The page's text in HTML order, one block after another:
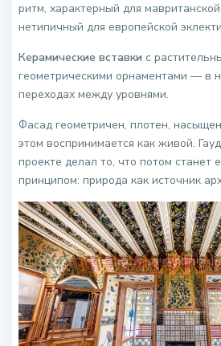
ритм, характерный для
нетипичный для европейской
Керамические вставки с
геометрическими орнаментами — в
переходах между уровнями.
Фасад геометричен, плотен,
этом воспринимается как живой.
проекте делал то, что потом станет
принципом: природа как источник